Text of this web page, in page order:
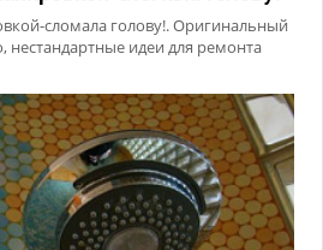
сломала голову!. Оригинальный
идеи для ремонта